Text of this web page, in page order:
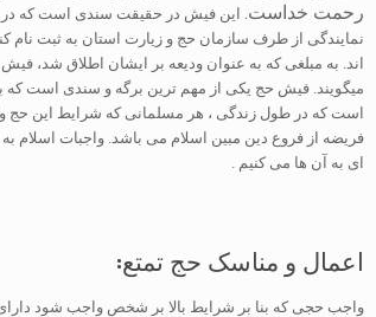
رحمت خداست. این فیش در حقیقت سندی است که در
اند. به مبلغی که به عنوان ودیعه بر ایشان اطلاق شد،
میگویند. فیش حج یکی از مهم ترین برگه و سندی است که
است که در طول زندگی ، هر مسلمانی که شرایط این حج
فریضه از فروع دین مبین اسلام می باشد. واجبات اسلام
ای به آن ها می کنیم .
اعمال و مناسک حج تمتع:
واجب حجی که بنا بر شرایط بالا بر شخص واجب شود